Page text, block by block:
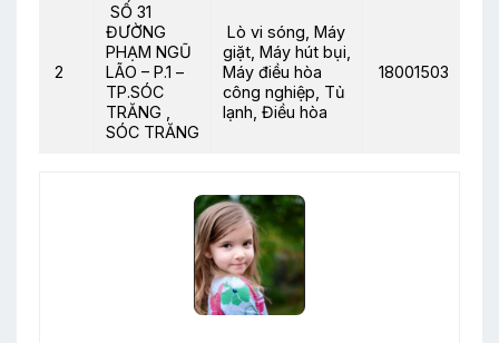
2
SỐ 31
ĐƯỜNG
PHẠM NGŨ
LÃO – P.1 –
TP.SÓC
TRĂNG ,
SÓC TRĂNG
Lò vi sóng, Máy
giặt, Máy hút bụi,
Máy điều hòa
công nghiệp, Tủ
lạnh, Điều hòa
18001503